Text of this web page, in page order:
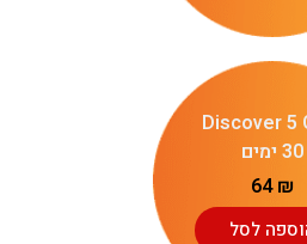
Discover 5
30 ימים
64₪
לסל